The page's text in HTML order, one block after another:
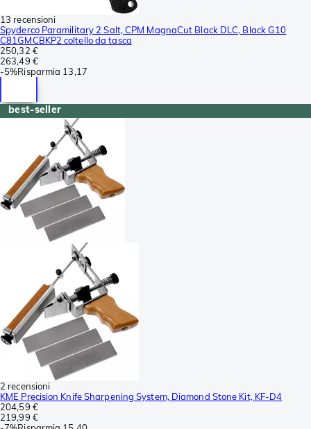
13 recensioni
Spyderco Paramilitary 2 Salt, CPM MagnaCut Black DLC, Black G10
C81GMCBKP2 coltello da tasca
250,32 €
263,49 €
-5%Risparmia 13,17
best-seller
2 recensioni
KME Precision Knife Sharpening System, Diamond Stone Kit, KF-D4
204,59 €
219,99 €